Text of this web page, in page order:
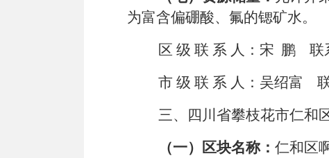
为富含偏硼酸、氟的锶矿水。
区级 联 系 人：宋 鹏 联
市级 联 系 人：吴绍富
三、四川省攀枝花市仁和
（一）区块名称：仁和区